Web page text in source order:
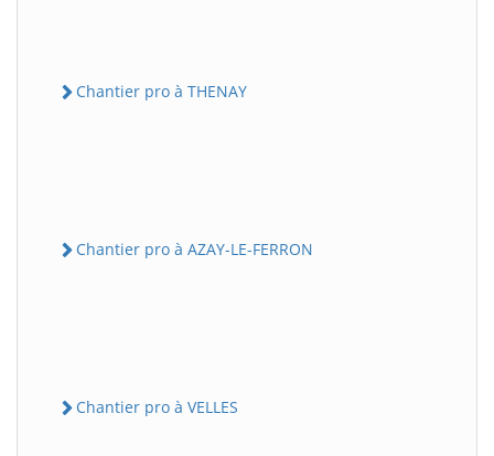
Chantier pro à THENAY
Chantier pro à AZAY-LE-FERRON
Chantier pro à VELLES